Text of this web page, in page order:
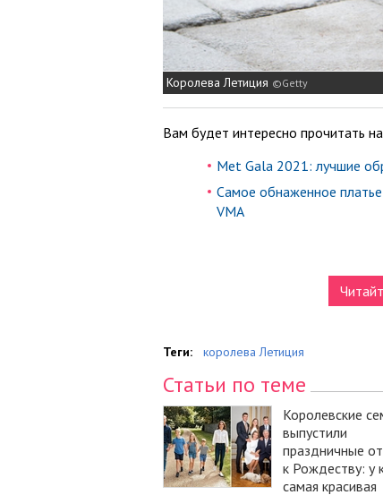
Королева Летиция Getty
Вам будет интересно прочитать
Met Gala 2021: лучшие
Самое обнаженное
VMA
Теги: королева Летиция
Статьи по теме
Королевские
выпустили
праздничные
к Рождеству: у
самая красивая